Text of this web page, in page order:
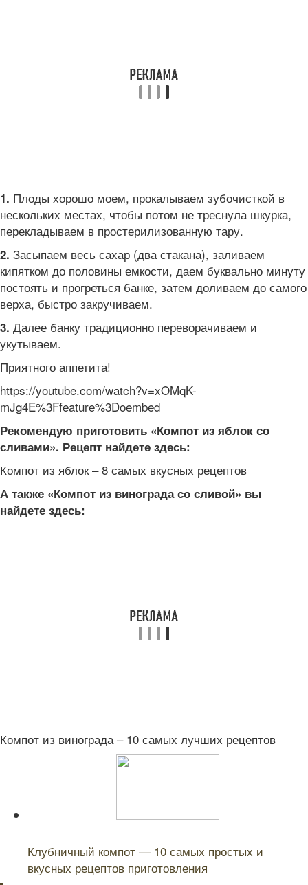
1. Плоды хорошо моем, прокалываем зубочисткой в
нескольких местах, чтобы потом не треснула шкурка,
перекладываем в простерилизованную тару.
2. Засыпаем весь сахар (два стакана), заливаем
кипятком до половины емкости, даем буквально минуту
постоять и прогреться банке, затем доливаем до самого
верха, быстро закручиваем.
3. Далее банку традиционно переворачиваем и
укутываем.
Приятного аппетита!
https://youtube.com/watch?v=xOMqK-
mJg4E%3Ffeature%3Doembed
Рекомендую приготовить «Компот из яблок со
сливами». Рецепт найдете здесь:
Компот из яблок – 8 самых вкусных рецептов
А также «Компот из винограда со сливой» вы
найдете здесь:
Компот из винограда – 10 самых лучших рецептов
Клубничный компот — 10 самых простых и
вкусных рецептов приготовления